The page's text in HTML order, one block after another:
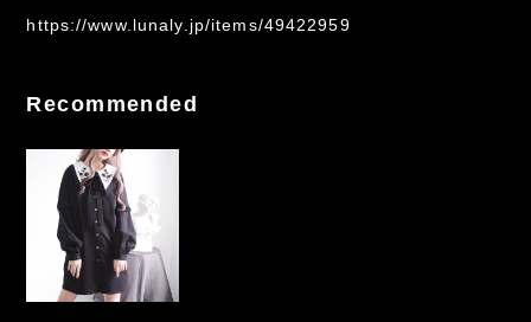
https://www.lunaly.jp/items/49422959
Recommended